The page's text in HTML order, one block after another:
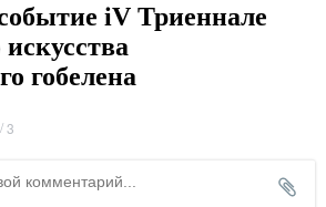
iV Триеннале
гобелена
/3